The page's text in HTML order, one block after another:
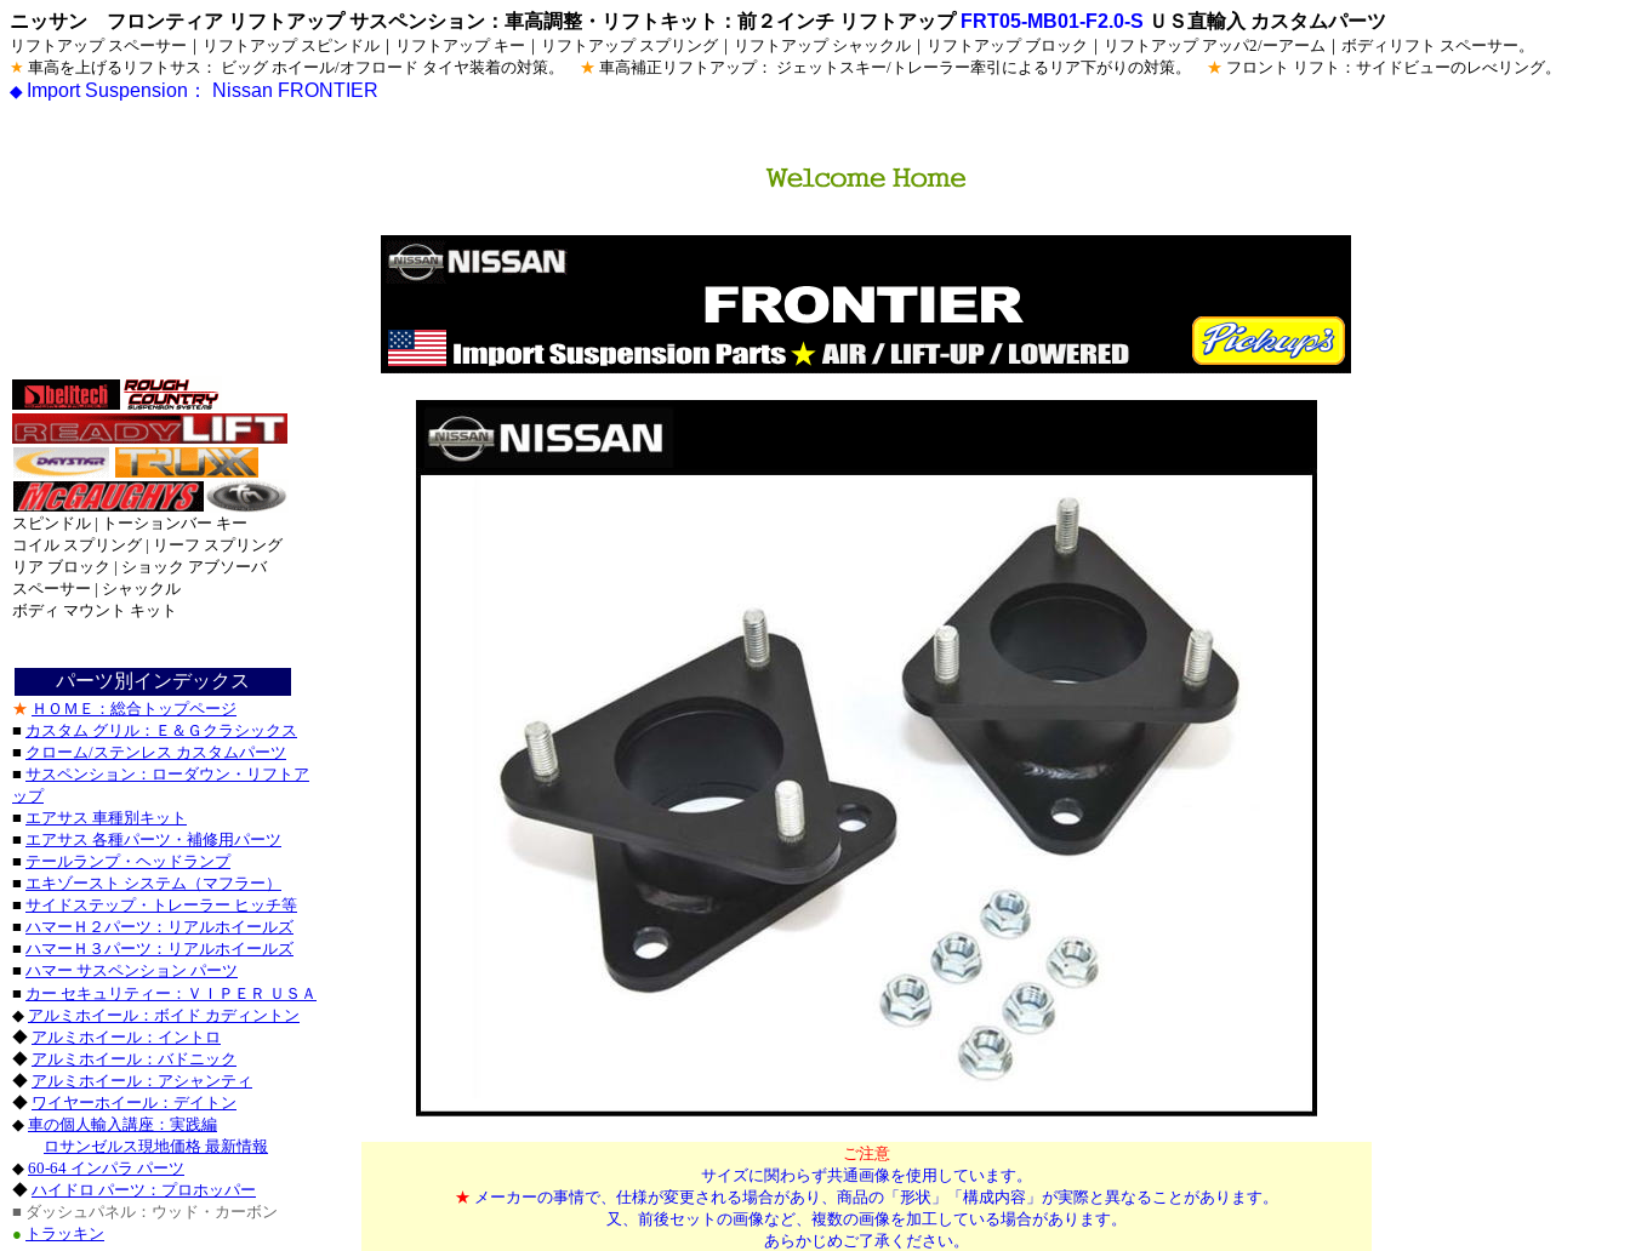
ご注意
サイズに関わらず共通画像を使用しています。
★ メーカーの事情で、仕様が変更される場合があり、商品の「形状」「構成内容」が実際と異なることがあります。
又、前後セットの画像など、複数の画像を加工している場合があります。
あらかじめご了承ください。
サスペンション_パーツ・リフトアップ_サスペンション・ローダウン_サスペンシ
ョン・
ハイリフト_サス・ロワード_サス・エア_サスペンション・エアサス・４ＷＤサ
コイル_スプリング・リーフ_スプリング・ローサス・レベリング・インチアップ・
ダッジ_ラム_サスペンション_パーツ・ダッジ_デュランゴ_サスペンション_パーツ・
ダッジ_マグナム_サスペンション_パーツ・ダッジ_ナイトロ_サスペンション_パーツ・
ダッジ_キャリバー_サスペンション_パーツ・ダッジ_チャージャー_サスペンション_パーツ・
ジープ_ラングラー_サスペンション_パーツ・ジープ_ＣＪ・ＹＪ・ＴＪ・ＪＫ_サスペンション_パー
ジープ_グランドチェロキー_サスペンション_パーツ・ジープ_チェロキー_サスペンション_パーツ・
トヨタ_タンドラ_サスペンション_パーツ・トヨタ_タコマ_サスペンション_パーツ・
トヨタ_ＦＪクルーザー_サスペンション_パーツ・トヨタ_サーフ_サスペンション_パーツ・
トヨタ_４ランナー_サスペンションパーツ・トヨタ_ハリアー_サスペンションパーツ・
トヨタ_ランドクルーザー_サスペンション_パーツ・
シボレー_サバーバン_サスペンション_パーツ・シボレー_タホ_サスペンション_パーツ・
シボレー_Ｃ１５００_サスペンション_パーツ・シボレー_シルバラード_サスペンション_パーツ
・シボレー_アバランチ_サスペンション_パーツ・シボレー_コルベット_サスペンション_パーツ
・シボレー_トレイルブレーザー_サスペンション_パーツ・シボレー_エクスプレス_サスペンション_
パーツ・ＧＭ_ユーコン_サスペンション_パーツ・ＧＭ_デナリ_サスペンション_パーツ・
ＧＭ_サバナ_サスペンション_パーツ・ＧＭ_シエラ_サスペンション_パーツ・
キャデラック_エスカレード_サスペンション_パーツ・キャデラック_ＣＴＳ_サスペンション_パーツ
・キャデラック_ＳＴＳ_サスペンション_パーツ・キャデラック_ＳＲＸ_サスペンション_パーツ・
フォード_Ｆ１５０_サスペンション_パーツ・フォード_エクスプローラー_サスペンション_パーツ・
フォード_エクスペディション_サスペンション_パーツ・フォード_エクスカージョン_サスペンション
パーツ・フォード_マスタング_サスペンション_パーツ・リンカーン_ナビゲーター_サスペンション_
ニッサン_ムラーノ_サスペンション_パーツ・ニッサン_タイタン_サスペンション_パーツ・
スピンドル | トーションバー キー
コイル スプリング | リーフ スプリング
リア ブロック | ショック アブソーバ
スペーサー | シャックル
ボディ マウント キット
パーツ別インデックス
★ ＨＯＭＥ：総合トップページ
■ カスタム グリル：Ｅ＆Ｇクラシックス
■ クローム/ステンレス カスタムパーツ
■ サスペンション：ローダウン・リフトア
ップ
■ エアサス 車種別キット
■ エアサス 各種パーツ・補修用パーツ
■ テールランプ・ヘッドランプ
■ エキゾースト システム（マフラー）
■ サイドステップ・トレーラー ヒッチ等
■ ハマーＨ２パーツ：リアルホイールズ
■ ハマーＨ３パーツ：リアルホイールズ
■ ハマー サスペンション パーツ
■ カー セキュリティー：ＶＩＰＥＲ ＵＳＡ
◆ アルミホイール：ボイド カディントン
◆ アルミホイール：イントロ
◆ アルミホイール：バドニック
◆ アルミホイール：アシャンティ
◆ ワイヤーホイール：デイトン
◆ 車の個人輸入講座：実践編
ロサンゼルス現地価格 最新情報
◆ 60-64 インパラ パーツ
◆ ハイドロ パーツ：プロホッパー
■ ダッシュパネル：ウッド・カーボン
● トラッキン
ニッサン フロンティア リフトアップ サスペンション：車高調整・リフトキット：前２インチ リフトアップ FRT05-MB01-F2.0-S ＵＳ直輸入 カスタムパーツ
リフトアップ スペーサー｜リフトアップ スピンドル｜リフトアップ キー｜リフトアップ スプリング｜リフトアップ シャックル｜リフトアップ ブロック｜リフトアップ アッパ2/ーアーム｜ボディリフト スペーサー。
★ 車高を上げるリフトサス： ビッグ ホイール/オフロード タイヤ装着の対策。 ★ 車高補正リフトアップ： ジェットスキー/トレーラー牽引によるリア下がりの対策。 ★ フロント リフト：サイドビューのレべリング。
◆ Import Suspension： Nissan FRONTIER